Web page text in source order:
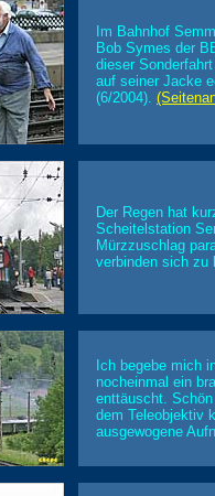
Im Bahnhof
Bob Symes der
dieser
auf seiner Jacke
(6/2004).
Der Regen hat
Scheitelstation
Mürzzuschlag
verbinden sich zu
Ich begebe mich
nocheinmal ein
enttäuscht.
dem Teleobjektiv
ausgewogene